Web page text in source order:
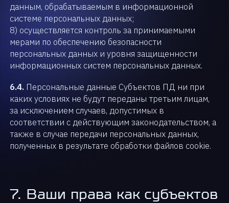
данным, обрабатываемым в информационной
системе персональных данных;
8) осуществляется контроль за принимаемыми
мерами по обеспечению безопасности
персональных данных и уровня защищенности
информационных систем персональных данных.
6.4. Персональные данные Субъектов ПД ни при
каких условиях не будут переданы третьим лицам,
за исключением случаев, допустимых в
соответствии с действующим законодательством, а
также в случае передачи персональных данных,
полученных в результате обработки файлов cookie.
7. Ваши права как субъектов